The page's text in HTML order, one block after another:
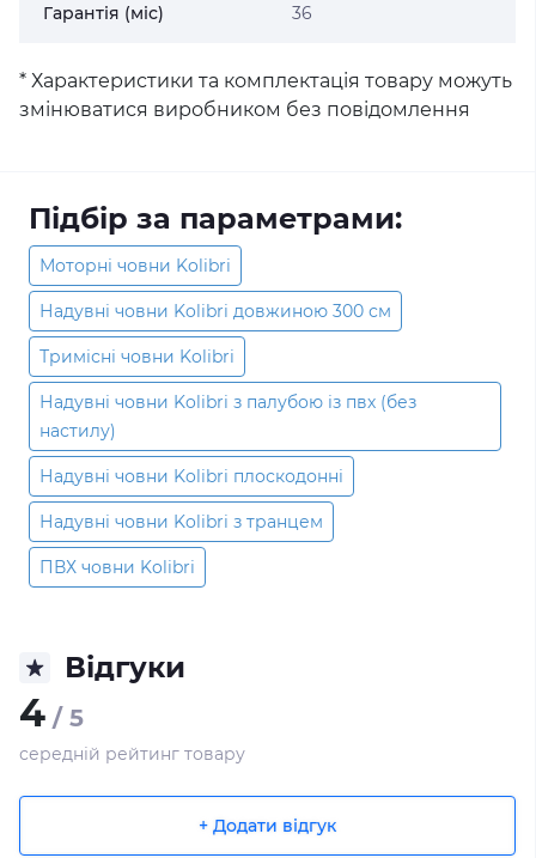
Гарантія (міс) 36
* Характеристики та комплектація товару можуть
змінюватися виробником без повідомлення
Підбір за параметрами:
Моторні човни Kolibri
Надувні човни Kolibri довжиною 300 см
Тримісні човни Kolibri
Надувні човни Kolibri з палубою із пвх (без
настилу)
Надувні човни Kolibri плоскодонні
Надувні човни Kolibri з транцем
ПВХ човни Kolibri
Відгуки
4 / 5
середній рейтинг товару
+ Додати відгук